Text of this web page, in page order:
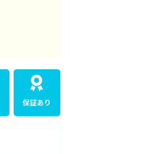
保証あり